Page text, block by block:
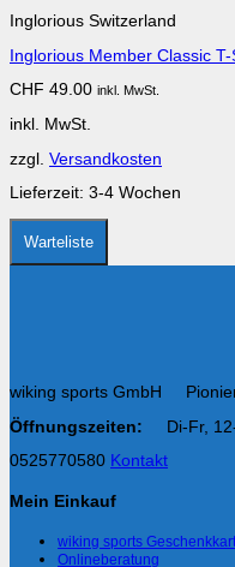
Inglorious Switzerland
Inglorious Member Classic T-
CHF 49.00 inkl. MwSt.
inkl. MwSt.
zzgl. Versandkosten
Lieferzeit: 3-4 Wochen
Warteliste
wiking sports GmbH
Öffnungszeiten:
Di-Fr,
0525770580 Kontakt
Mein Einkauf
wiking sports
Onlineberatung